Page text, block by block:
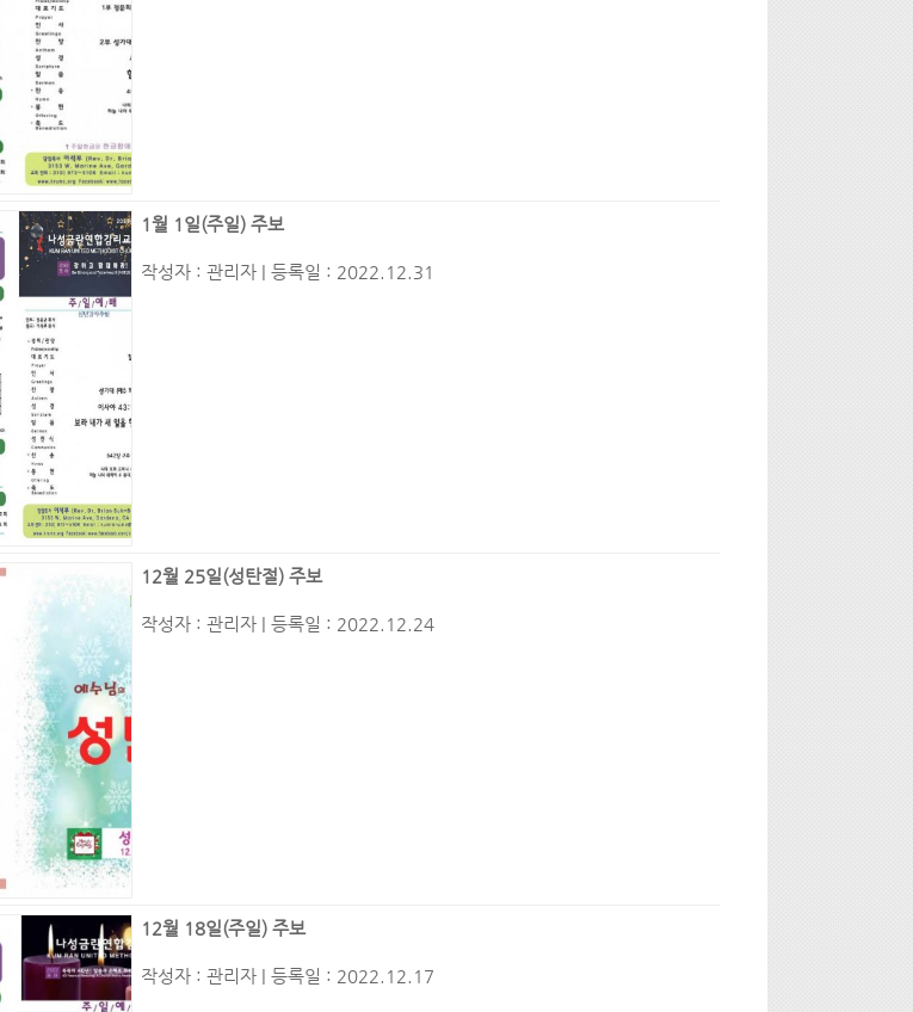
1월 1일(주일) 주보
작성자 : 관리자| 등록일 : 2022.12.31
12월 25일(성탄절) 주보
작성자 : 관리자| 등록일 : 2022.12.24
12월 18일(주일) 주보
작성자 : 관리자| 등록일 : 2022.12.17